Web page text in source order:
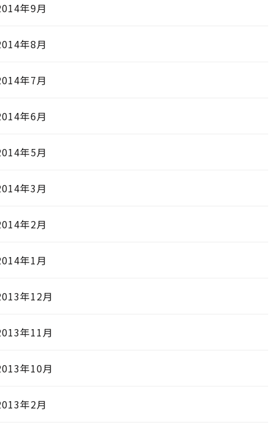
年9月
年8月
年7月
年6月
年5月
年3月
年2月
年1月
年12月
年11月
年10月
年2月